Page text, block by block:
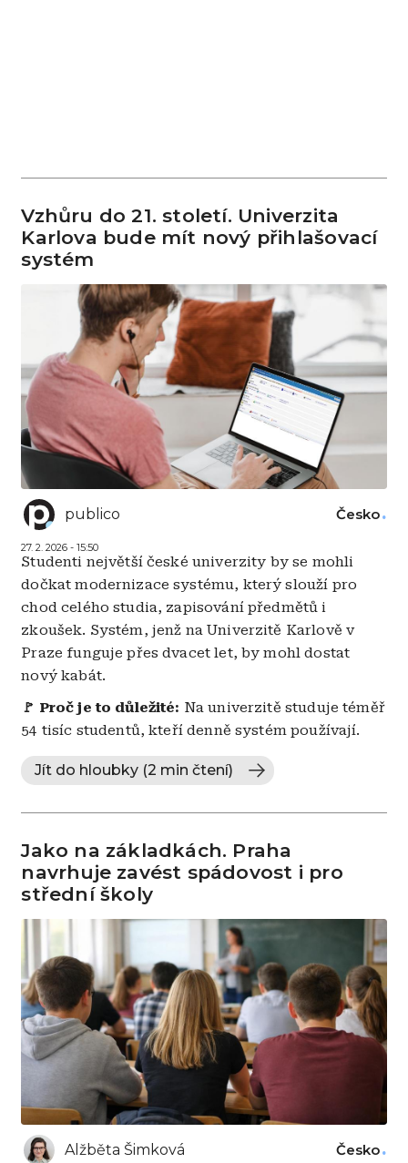
Vzhůru do 21. století. Univerzita
Karlova bude mít nový přihlašovací
systém
publico
27. 2. 2026 - 15:50
Česko
Studenti největší české univerzity by se mohli
dočkat modernizace systému, který slouží pro
chod celého studia, zapisování předmětů i
zkoušek. Systém, jenž na Univerzitě Karlově v
Praze funguje přes dvacet let, by mohl dostat
nový kabát.
🚩 Proč je to důležité: Na univerzitě studuje téměř
54 tisíc studentů, kteří denně systém používají.
Jít do hloubky (2 min čtení)
Jako na základkách. Praha
navrhuje zavést spádovost i pro
střední školy
Alžběta Šimková Česko